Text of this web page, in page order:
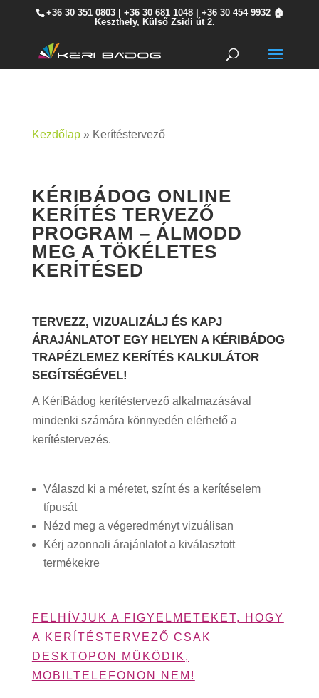
+36 30 351 0803| +36 30 681 1048| +36 30 454 9932🏠
Keszthely, Külső Zsidi út 2.
Kezdőlap» Kerítéstervező
KÉRIBÁDOG ONLINE
KERÍTÉS TERVEZŐ
PROGRAM – ÁLMODD
MEG A TÖKÉLETES
KERÍTÉSED
TERVEZZ, VIZUALIZÁLJ ÉS KAPJ
ÁRAJÁNLATOT EGY HELYEN A KÉRIBÁDOG
TRAPÉZLEMEZ KERÍTÉS KALKULÁTOR
SEGÍTSÉGÉVEL!
A KériBádog kerítéstervező alkalmazásával
mindenki számára könnyedén elérhető a
kerítéstervezés.
Válaszd ki a méretet, színt és a kerítéselem
típusát
Nézd meg a végeredményt vizuálisan
Kérj azonnali árajánlatot a kiválasztott
termékekre
FELHÍVJUK A FIGYELMETEKET, HOGY
A KERÍTÉSTERVEZŐ CSAK
DESKTOPON MŰKÖDIK,
MOBILTELEFONON NEM!